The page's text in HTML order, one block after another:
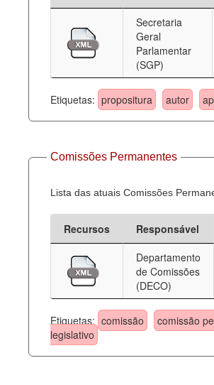
Deputados Estaduais
Administração
Agenda
Perguntas frequentes
Contato
Secretaria
Geral
Parlamentar
(SGP)
Etiquetas: propositura autor
Comissões Permanentes
Lista das atuais Comissões
Recursos Responsável
Departamento
de Comissões
(DECO)
Etiquetas: comissão comissão
legislativo